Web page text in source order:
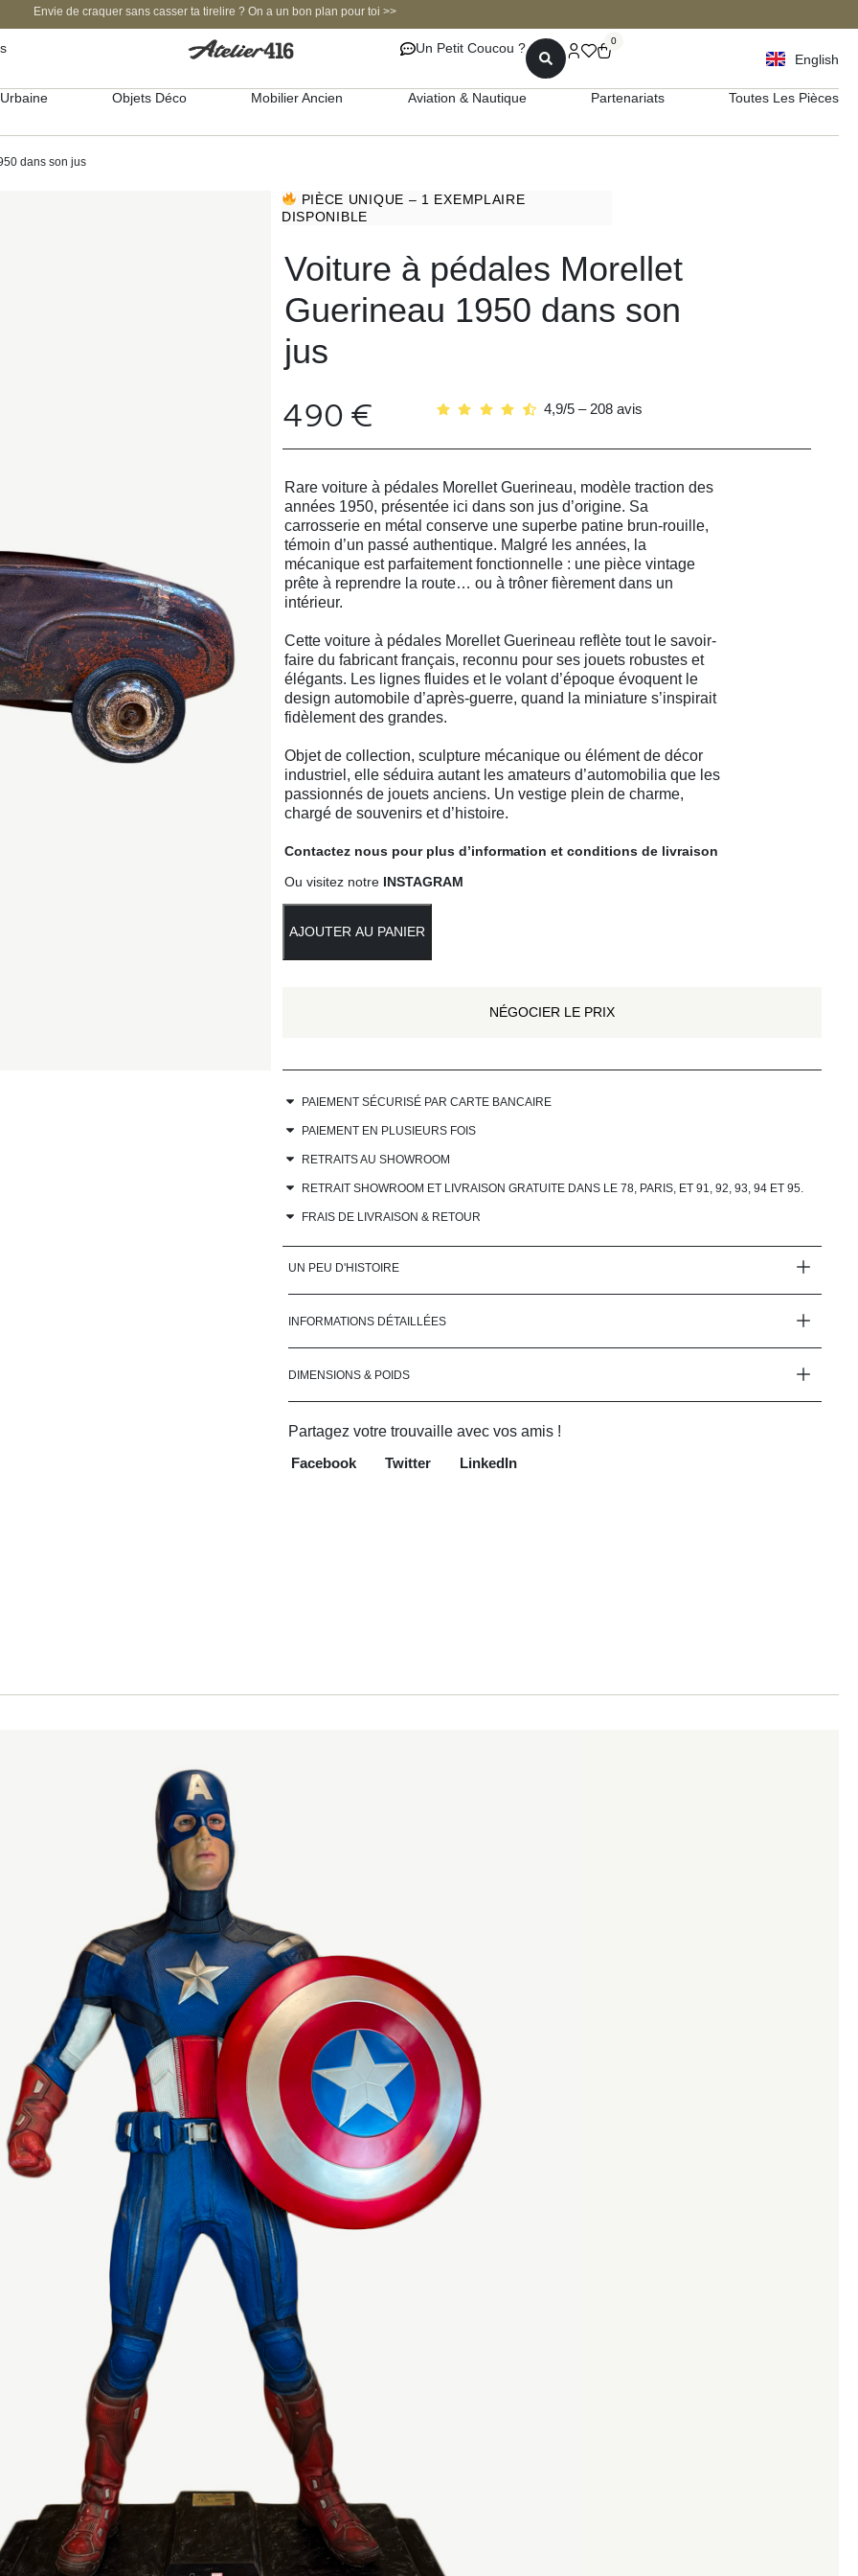
Envie de craquer sans casser ta tirelire ? On a un bon plan pour toi >>
Un Petit Coucou ? 0
English
Objets Déco Mobilier Ancien Aviation & Nautique Partenariats Toutes Les Pièces
dans son jus
PIÈCE UNIQUE – 1 EXEMPLAIRE
DISPONIBLE
Voiture à pédales Morellet
Guerineau 1950 dans son
jus
490 € 4,9/5 – 208 avis
Rare voiture à pédales Morellet Guerineau, modèle traction des
années 1950, présentée ici dans son jus d’origine. Sa
carrosserie en métal conserve une superbe patine brun-rouille,
témoin d’un passé authentique. Malgré les années, la
mécanique est parfaitement fonctionnelle : une pièce vintage
prête à reprendre la route… ou à trôner fièrement dans un
intérieur.
Cette voiture à pédales Morellet Guerineau reflète tout le savoir-
faire du fabricant français, reconnu pour ses jouets robustes et
élégants. Les lignes fluides et le volant d’époque évoquent le
design automobile d’après-guerre, quand la miniature s’inspirait
fidèlement des grandes.
Objet de collection, sculpture mécanique ou élément de décor
industriel, elle séduira autant les amateurs d’automobilia que les
passionnés de jouets anciens. Un vestige plein de charme,
chargé de souvenirs et d’histoire.
Contactez nous pour plus d’information etconditions de livraison
Ou visitez notre INSTAGRAM
AJOUTER AU PANIER
NÉGOCIER LE PRIX
PAIEMENT SÉCURISÉ PAR CARTE BANCAIRE
PAIEMENT EN PLUSIEURS FOIS
RETRAITS AU SHOWROOM
RETRAIT SHOWROOM ET LIVRAISON GRATUITE DANS LE 78, PARIS, ET 91, 92, 93, 94 ET 95.
FRAIS DE LIVRAISON & RETOUR
UN PEU D'HISTOIRE
INFORMATIONS DÉTAILLÉES
DIMENSIONS & POIDS
Partagez votre trouvaille avec vos amis !
Facebook
Twitter LinkedIn